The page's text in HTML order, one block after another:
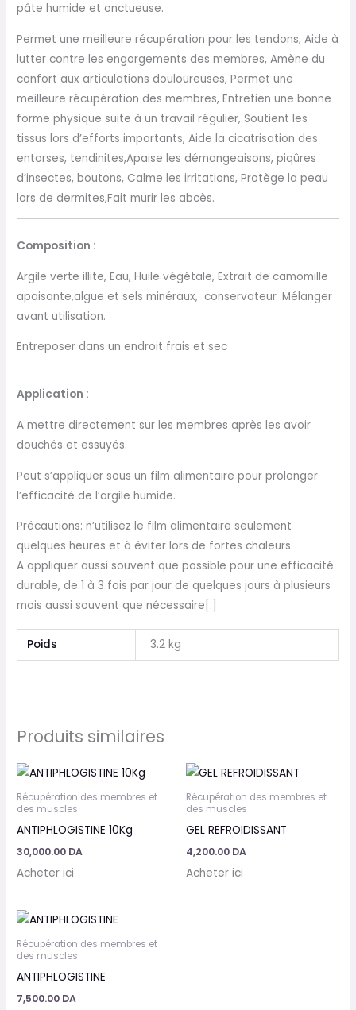
pâte humide et onctueuse.
Permet une meilleure récupération pour les tendons, Aide à
lutter contre les engorgements desmembres, Amène du
confort aux articulations douloureuses, Permet une
meilleure récupération desmembres, Entretien une bonne
forme physique suite à un travail régulier, Soutient les
tissus lors d’effortsimportants, Aide la cicatrisation des
entorses, tendinites,Apaise les démangeaisons, piqûres
d’insectes, boutons, Calme les irritations, Protège la peau
lors de dermites,Fait murir les abcès.
Composition :
Argile verte illite, Eau, Huile végétale, Extrait de camomille
apaisante,algue et sels minéraux, conservateur .Mélanger
avant utilisation.
Entreposer dans un endroit frais et sec
Application :
A mettre directement sur les membres après les avoir
douchés et essuyés.
Peut s’appliquer sous un film alimentaire pour prolonger
l’efficacité de l’argilehumide.
Précautions: n’utilisez le film alimentaire seulement
quelques heures et à éviter lors de fortes chaleurs.
A appliquer aussi souvent que possible pour une efficacité
durable, de 1 à 3 fois par jour de quelques jours à plusieurs
mois aussi souvent que nécessaire [:]
Poids 3.2 kg
Produits similaires
Récupération des membres et
des muscles
ANTIPHLOGISTINE 10Kg
30,000.00 DA
Acheter ici
Récupération des membres et
des muscles
GEL REFROIDISSANT
4,200.00 DA
Acheter ici
Récupération des membres et
des muscles
ANTIPHLOGISTINE
7,500.00 DA